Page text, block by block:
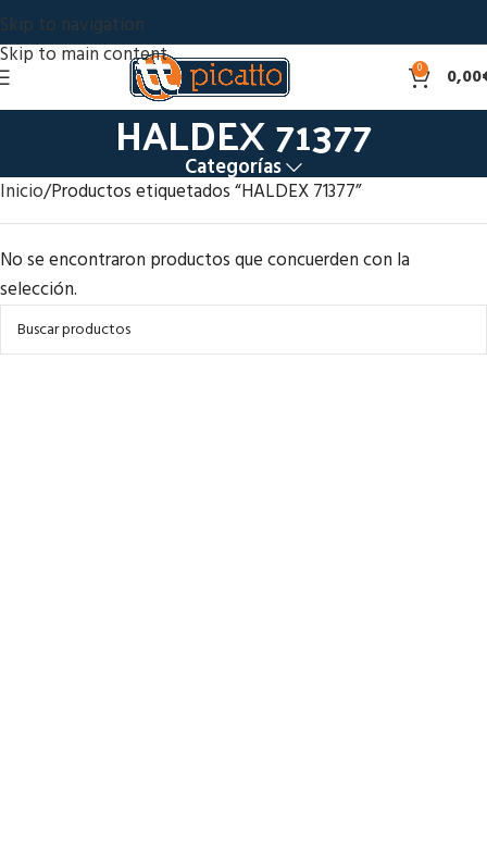
Skip to navigation
Skip to main content
0 0,00
HALDEX 71377
Categorías
Inicio Productos etiquetados “HALDEX 71377”
No se encontraron productos que concuerden con la
selección.